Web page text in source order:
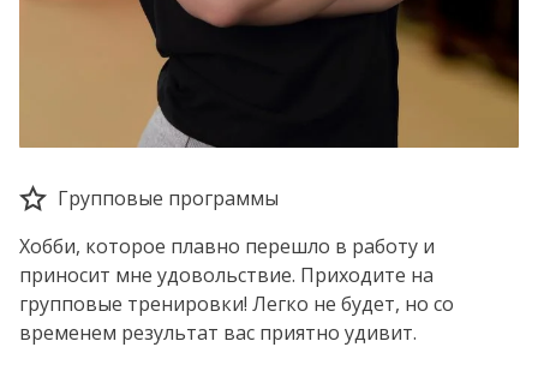
Групповые программы
Хобби, которое плавно перешло в работу и
приносит мне удовольствие. Приходите на
групповые тренировки! Легко не будет, но со
временем результат вас приятно удивит.